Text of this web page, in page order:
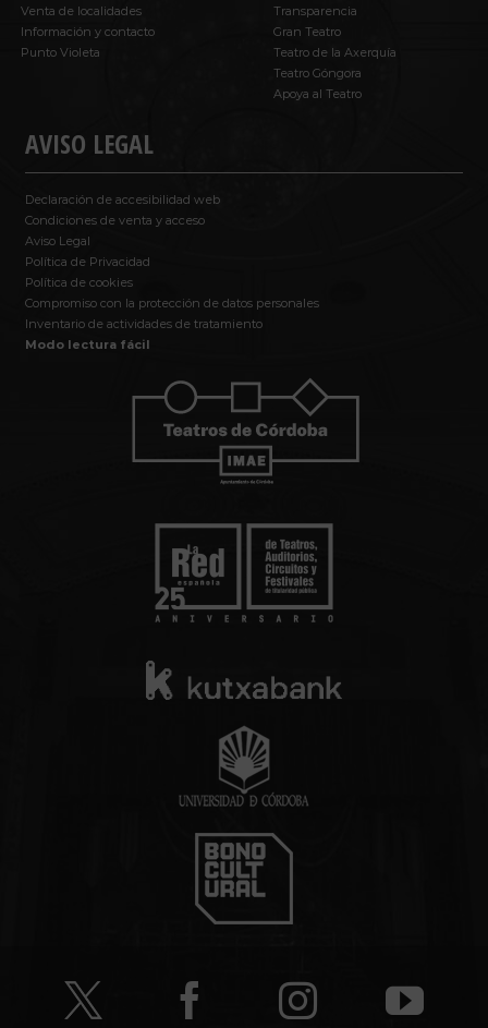
Venta de localidades
Información y contacto
Punto Violeta
AVISO LEGAL
Declaración de accesibilidad web
Condiciones de venta y acceso
Aviso Legal
Política de Privacidad
Política de cookies
Compromiso con la protección de datos personales
Inventario de actividades de tratamiento
Modo lectura fácil
Transparencia
Gran Teatro
Teatro de la Axerquía
Teatro Góngora
Apoya al Teatro